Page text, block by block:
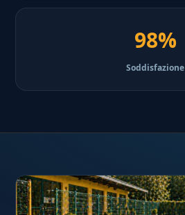
98%
Soddisfazione